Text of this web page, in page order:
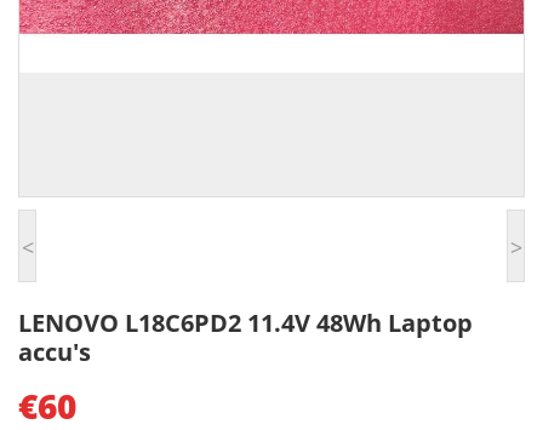
< >
LENOVO L18C6PD2 11.4V 48Wh Laptop
accu's
€60